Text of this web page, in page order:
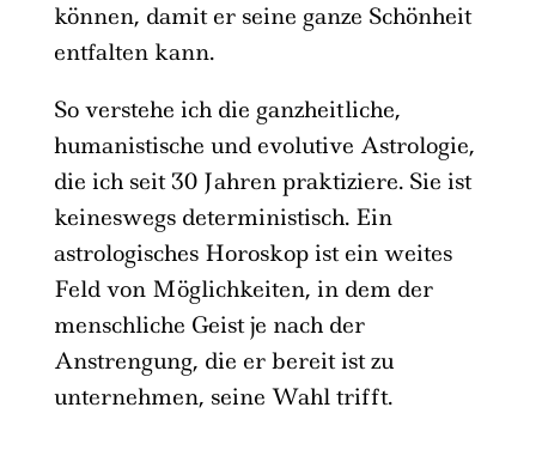
können, damit er seine ganze Schönheit
entfalten kann.
So verstehe ich die ganzheitliche,
humanistische und evolutive Astrologie,
die ich seit 30 Jahren praktiziere. Sie ist
keineswegs deterministisch. Ein
astrologisches Horoskop ist ein weites
Feld von Möglichkeiten, in dem der
menschliche Geist je nach der
Anstrengung, die er bereit ist zu
unternehmen, seine Wahl trifft.